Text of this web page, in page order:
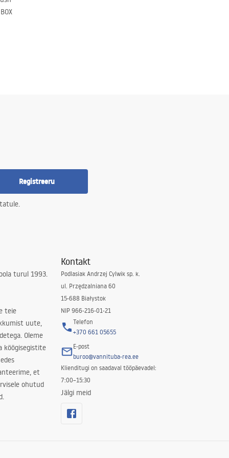
Registreeru
turul 1993.
teie
uute,
Oleme
köögisegistite
et
ohutud
Kontakt
Podlasiak Andrzej Cylwik sp. k.
ul. Przędzalniana 60
15-688 Białystok
NIP 966-216-01-21
Telefon
+370 661 05655
E-post
buroo@vannituba-rea.ee
Klienditugi on saadaval tööpäevadel:
7:00–15:30
Jälgi meid